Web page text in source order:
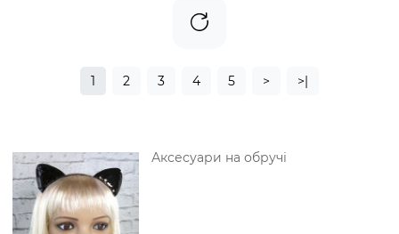
1 2 3 4 5 > >|
Аксесуари на обручі